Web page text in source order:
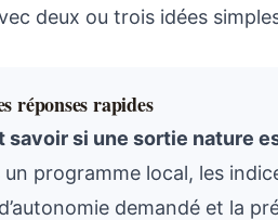
deux ou trois idées
réponses rapides
savoir si une sortie nature
programme local, les
demandé et la